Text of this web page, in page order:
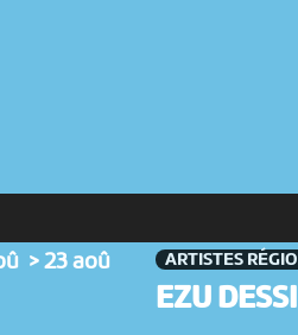
> 23 aoû ARTISTES
EZU